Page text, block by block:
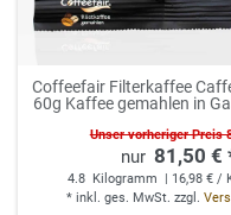
Coffeefair Filterkaffee
60g Kaffee gemahlen in
Unser vorheriger Preis
81,50 €
4.8 Kilogramm
| 16,98 € /
* inkl. ges. MwSt. zzgl.